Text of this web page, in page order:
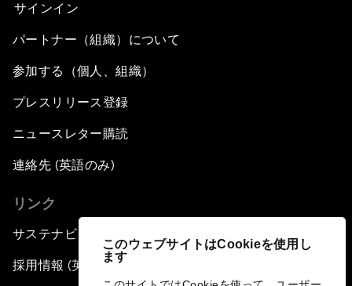
このウェブサイトはCookieを使用し
ます
サインイン
パートナー（組織）について
参加する（個人、組織）
プレスリリース登録
ニュースレター購読
連絡先 (英語のみ)
リンク
サステナビリティへの取り組み
採用情報 (英語のみ)